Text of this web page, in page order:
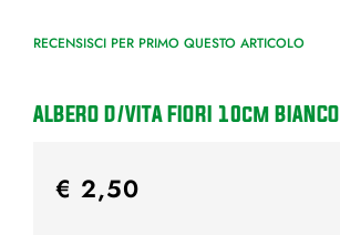
RECENSISCI PER PRIMO QUESTO ARTICOLO
ALBERO D/VITA FIORI 10cm BIANCO
€ 2,50